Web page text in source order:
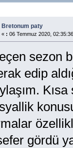
Bretonum paty
« : 06 Temmuz 2020,
sezon
edip
gördü